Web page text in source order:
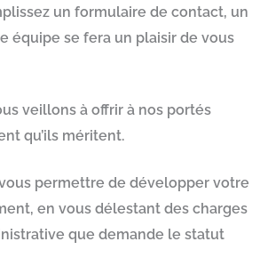
un formulaire de contact, un
équipe se fera un plaisir de vous
veillons à offrir à nos portés
qu’ils méritent.
permettre de développer votre
en vous délestant des charges
que demande le statut